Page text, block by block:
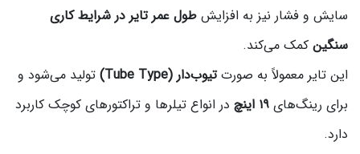
سایش و فشار نیز به افزایش طول عمر تایر در شرایط کاری
سنگین کمک می‌کند.
این تایر معمولاً به صورتتیوب‌دار (Tube Type)
تولید می‌شود و
برای رینگ‌های ۱۹ اینچ
در انواع تیلرها و تراکتورهای کوچک کاربرد
دارد.